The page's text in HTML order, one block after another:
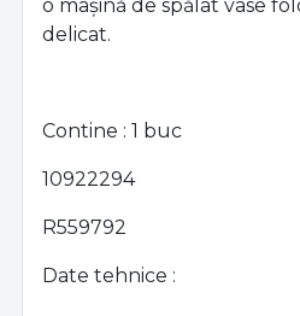
o mașină de spălat vase
delicat.
Contine : 1 buc
10922294
R559792
Date tehnice :